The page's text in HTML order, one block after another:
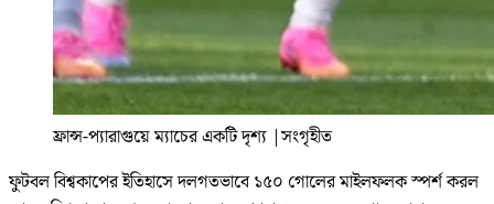
ফ্রান্স-প্যারাগুয়ে ম্যাচের একটি দৃশ্য |সংগৃহীত
ফুটবল বিশ্বকাপের ইতিহাসে দলগতভাবে ১৫০ গোলের মাইলফলক স্পর্শ করল